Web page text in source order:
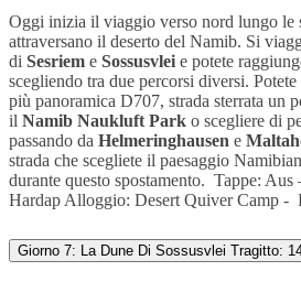
Oggi inizia il viaggio verso nord lungo le
attraversano il deserto del Namib. Si
di Sesriem e Sossusvlei e potete
scegliendo tra due percorsi diversi. Potete
più panoramica D707, strada sterrata un
il Namib Naukluft Park o scegliere di
passando da Helmeringhausen e
strada che scegliete il paesaggio
durante questo spostamento. Tappe: Aus
Hardap Alloggio: Desert Quiver Camp -
Giorno 7: La Dune Di Sossusvlei Tragitto: